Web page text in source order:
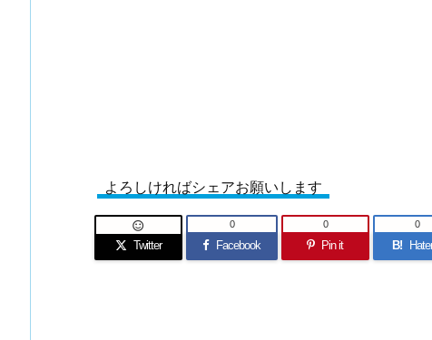
よろしければシェアお願いします
Twitter

Facebook
0
Pin it
0
B!
0